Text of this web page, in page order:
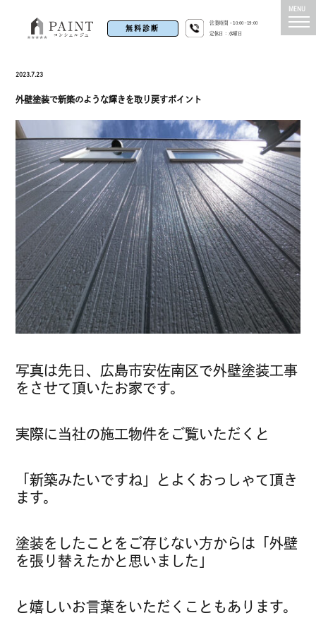
無料診断
営業時間：10:00~19:00
定休日：水曜日
2023.7.23
外壁塗装で新築のような輝きを取り戻すポイント
写真は先日、広島市安佐南区で外壁塗装工事
をさせて頂いたお家です。
実際に当社の施工物件をご覧いただくと
「新築みたいですね」とよくおっしゃて頂き
ます。
塗装をしたことをご存じない方からは「外壁
を張り替えたかと思いました」
と嬉しいお言葉をいただくこともあります。